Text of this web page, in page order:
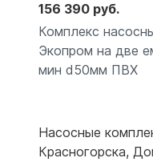
156 390 руб.
Комплекс
Экопром на две
мин d50мм ПВХ
Насосные
Красногорска,